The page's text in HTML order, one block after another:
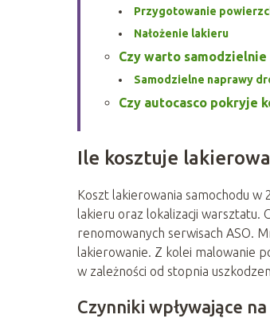
Przygotowanie
Nałożenie lakieru
Czy warto
Samodzielne naprawy
Czy autocasco pokryje
Ile kosztuje
Koszt lakierowania samochodu
lakieru oraz lokalizacji warsztatu.
renomowanych serwisach ASO.
lakierowanie. Z kolei malowanie
w zależności od stopnia
Czynniki wpływające